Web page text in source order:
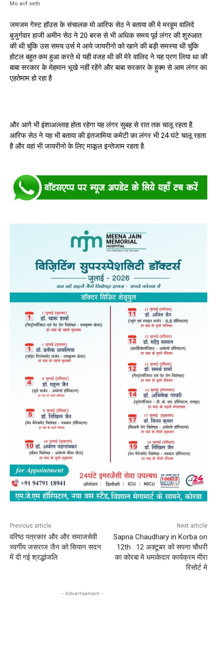
Mo arif seth
जमजम गेस्ट हॉउस के संचालक मो आरिफ सेठ ने बताया की मे मरहूम वालिदे
बुजुर्गवार हाजी अमीन सेठ ने 20 बरस से भी अधिक समय पूर्व लंगर की शुरुआत
की थी चुंकि उस समय उर्स मे आये जायरीनो को खाने की बड़ी समस्या थी चुंकि
होटल बहुत कम हुआ करते थे यही वजह थी की मेरे वालिद ने यह प्रण लिया था की
बाबा सरकार के मेहमान भूखे नहीं रहेंगे और बाबा सरकार के हुक्म से आम लंगर का
एहतेमाम हो रहा है
और आगे भी इंशाअल्लाह होता रहेगा यह लंगर सुबह से रात तक चालू रहता है.
आरिफ सेठ ने यह भी बताया की इंतजामिया कमेटी का लंगर भी 24 घंटे चालू रहता
है और वहां भी जायरीनो के लिए माकूल इन्तेजाम रहता है.
Previous article
वरिष्ठ पत्रकार और और समाजसेवी
स्वर्गीय जसराज जैन को सियान सदन
में दी गई श्रद्धांजलि
Next article
Sapna Chaudhary in Korba on
12th : 12 अक्टूबर को सपना चौधरी
का कोरबा मे धमाकेदार कार्यक्रम मीरा
रिसोर्ट मे
- Advertisement -